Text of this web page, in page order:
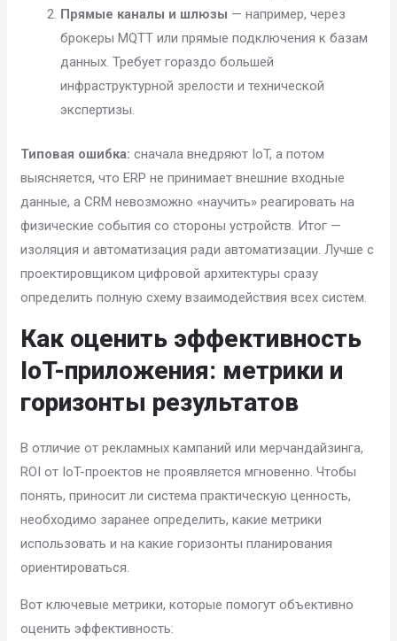
Прямые каналы и шлюзы — например, через
брокеры MQTT или прямые подключения к базам
данных. Требует гораздо большей
инфраструктурной зрелости и технической
экспертизы.
Типовая ошибка: сначала внедряют IoT, а потом
выясняется, что ERP не принимает внешние входные
данные, а CRM невозможно «научить» реагировать на
физические события со стороны устройств. Итог —
изоляция и автоматизация ради автоматизации. Лучше с
проектировщиком цифровой архитектуры сразу
определить полную схему взаимодействия всех систем.
Как оценить эффективность
IoT-приложения: метрики и
горизонты результатов
В отличие от рекламных кампаний или мерчандайзинга,
ROI от IoT-проектов не проявляется мгновенно. Чтобы
понять, приносит ли система практическую ценность,
необходимо заранее определить, какие метрики
использовать и на какие горизонты планирования
ориентироваться.
Вот ключевые метрики, которые помогут объективно
оценить эффективность: